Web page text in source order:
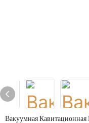
Вакуумная